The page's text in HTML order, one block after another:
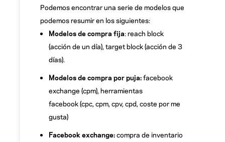
Podemos encontrar una serie de modelos que
podemos resumir en los siguientes:
Modelos de compra fija: reach block
(acción de un día), target block (acción de 3
días).
Modelos de compra por puja:facebook
exchange (cpm), herramientas
facebook (cpc, cpm, cpv, cpd, coste por me
gusta)
Facebook exchange:compra de inventario